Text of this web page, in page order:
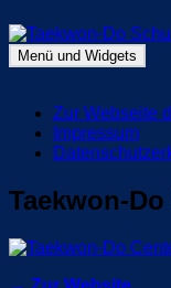
Inhalt
springen
Taekwon-Do Schule
Blog Taekwon-Do
Menü und Widgets
Zur Webseite
Impressum
Taekwon-